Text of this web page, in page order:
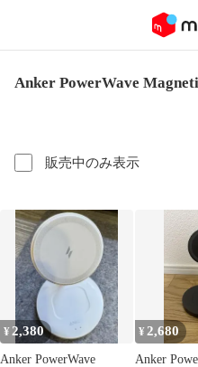
Anker PowerWave
販売中のみ表示
¥ 2,380
Anker PowerWave
¥ 2,680
Anker